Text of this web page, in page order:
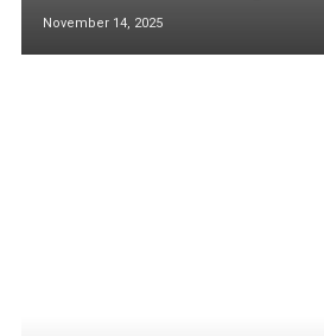
November 14, 2025